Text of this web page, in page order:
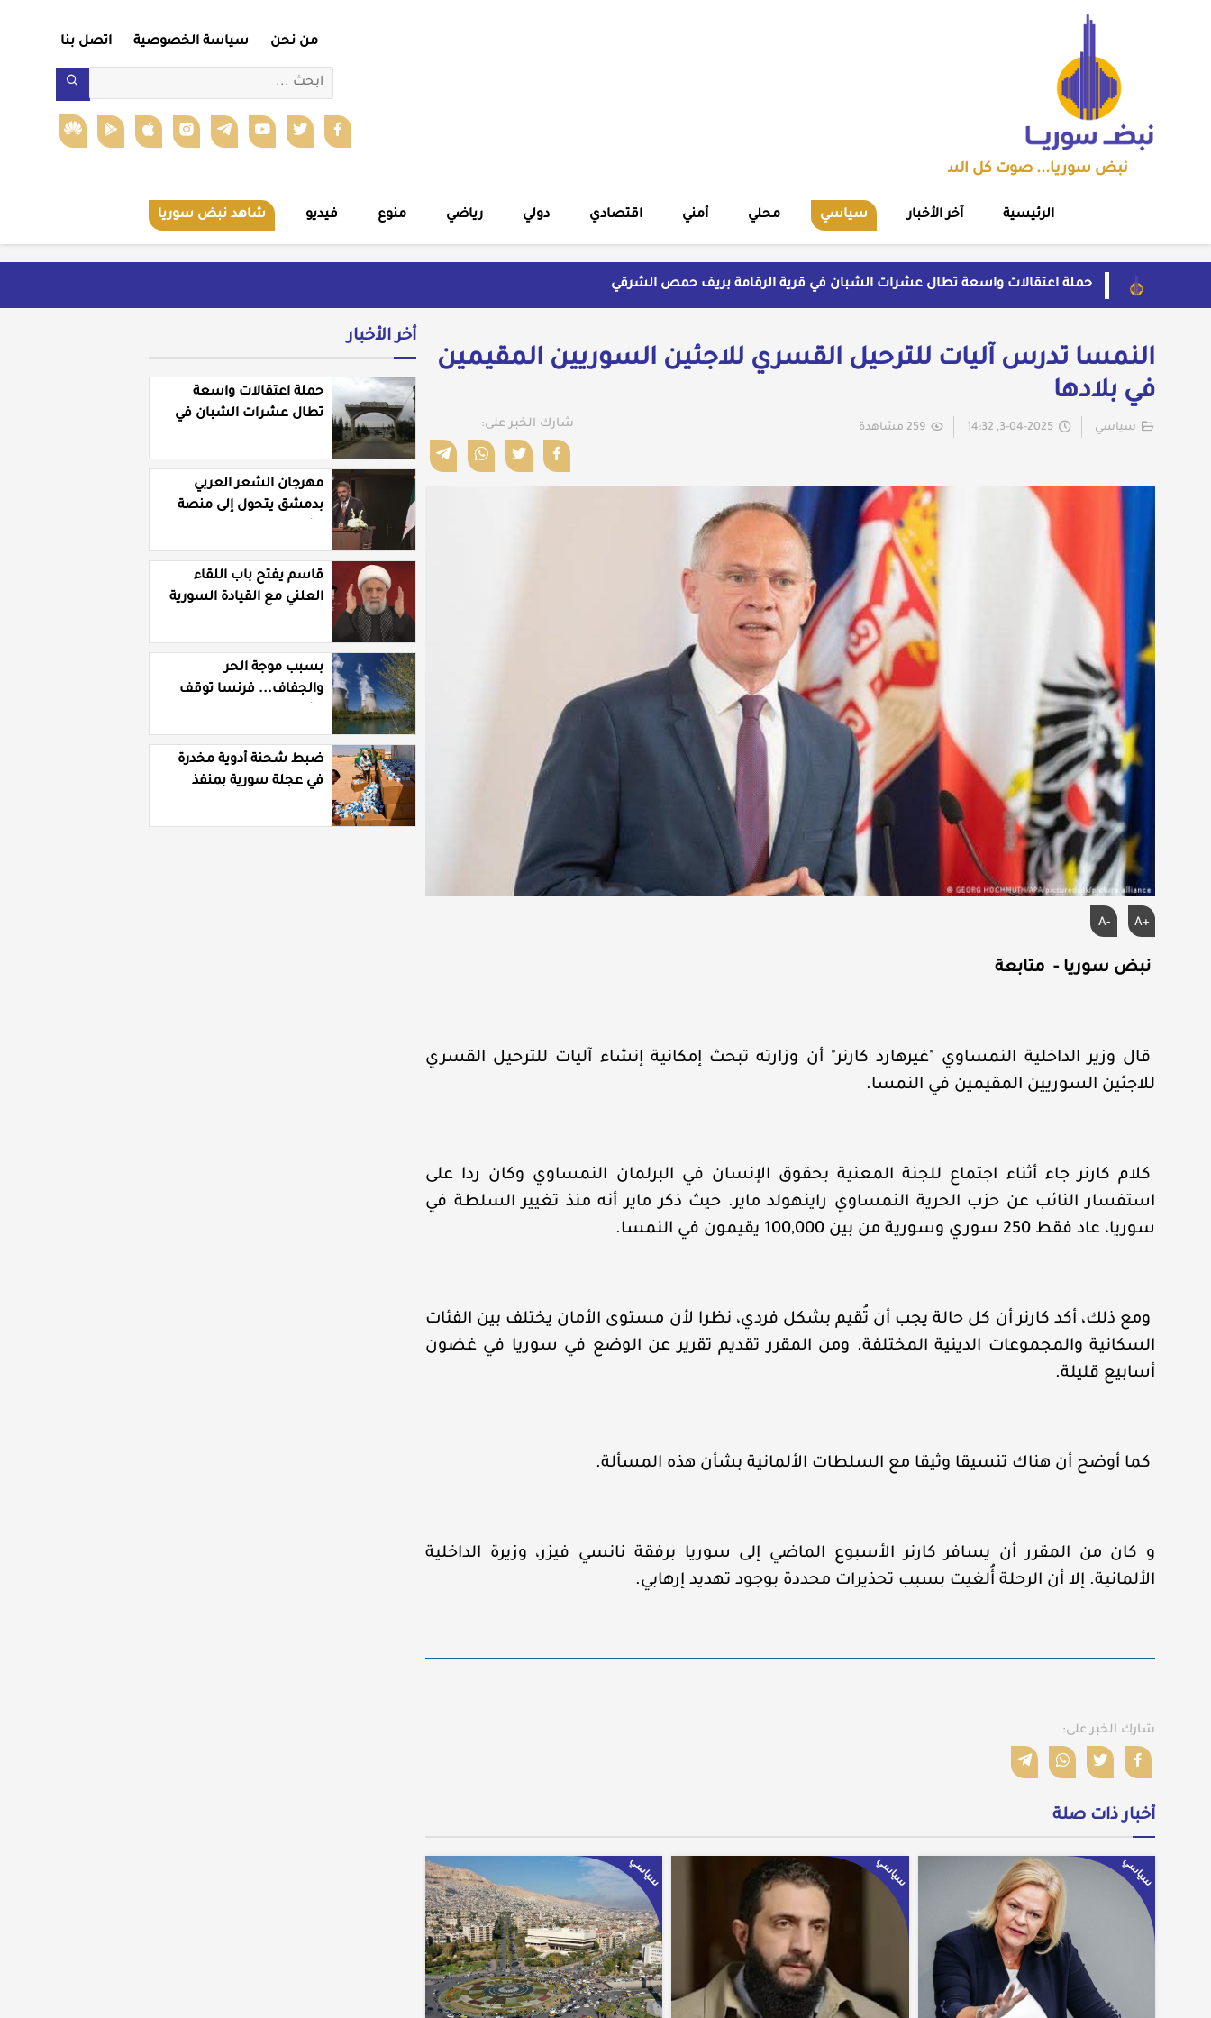
نبض سوريا... صوت كل السوريين
من نحن سياسة الخصوصية اتصل بنا
الرئيسية آخر الأخبار سياسي محلي أمني اقتصادي دولي رياضي منوع فيديو شاهد نبض سوريا
حملة اعتقالات واسعة تطال عشرات الشبان في قرية الرقامة بريف حمص الشرقي
مهرجان الشعر العربي بدمشق يتحول إلى منصة تشهير بالنسويات السوريات والعربيات
بسبب موجة الحر والجفاف... فرنسا توقف تشغيل 3 مفاعلات نووية
ضبط شحنة أدوية مخدرة في عجلة سورية بمنفذ الوليد العراقي
النمسا تدرس آليات للترحيل القسري للاجئين السوريين المقيمين
في بلادها
سياسي شارك الخبر على:
A+
A-
نبض سوريا - متابعة
قال وزير الداخلية النمساوي "غيرهارد كارنر" أن وزارته تبحث إمكانية إنشاء آليات للترحيل القسري
للاجئين السوريين المقيمين في النمسا.
كلام كارنر جاء أثناء اجتماع للجنة المعنية بحقوق الإنسان في البرلمان النمساوي وكان ردا على
استفسار النائب عن حزب الحرية النمساوي راينهولد ماير. حيث ذكر ماير أنه منذ تغيير السلطة في
سوريا، عاد فقط 250 سوري وسورية من بين 100,000 يقيمون في النمسا.
ومع ذلك، أكد كارنر أن كل حالة يجب أن تُقيم بشكل فردي، نظرا لأن مستوى الأمان يختلف بين الفئات
السكانية والمجموعات الدينية المختلفة. ومن المقرر تقديم تقرير عن الوضع في سوريا في غضون
أسابيع قليلة.
كما أوضح أن هناك تنسيقا وثيقا مع السلطات الألمانية بشأن هذه المسألة.
و كان من المقرر أن يسافر كارنر الأسبوع الماضي إلى سوريا برفقة نانسي فيزر، وزيرة الداخلية
الألمانية. إلا أن الرحلة أُلغيت بسبب تحذيرات محددة بوجود تهديد إرهابي.
شارك الخبر على:
أخبار ذات صلة
سياسي سياسي سياسي
أخر الأخبار
حملة اعتقالات واسعة
تطال عشرات الشبان في
الشرقي
مهرجان الشعر العربي
بدمشق يتحول إلى منصة
السوريات والعربيات
قاسم يفتح باب اللقاء
العلني مع القيادة السورية
بـ"خدمة إسرائيل"
بسبب موجة الحر
والجفاف... فرنسا توقف
ضبط شحنة أدوية مخدرة
في عجلة سورية بمنفذ